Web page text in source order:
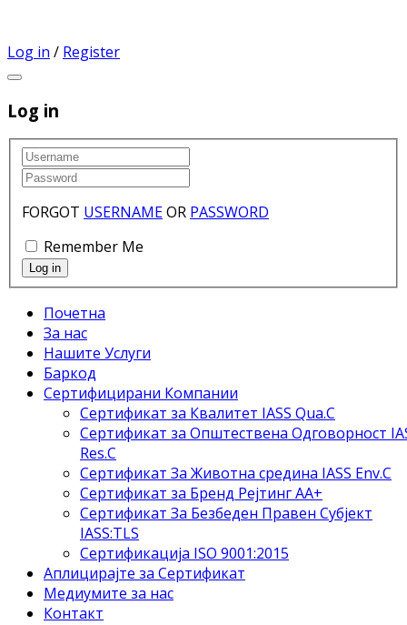
Log in / Register
Log in
FORGOT USERNAMEOR PASSWORD
Remember Me
Почетна
За нас
Нашите Услуги
Баркод
Сертифицирани Компании
Сертификат за Квалитет IASS Qua.C
Сертификат за Општествена Одговорност
Res.C
Сертификат За Животна средина IASS Env.C
Сертификат за Бренд Рејтинг АА+
Сертификат За Безбеден Правен Субјект
IASS:TLS
Сертификација ISO 9001:2015
Аплицирајте за Сертификат
Медиумите за нас
Контакт